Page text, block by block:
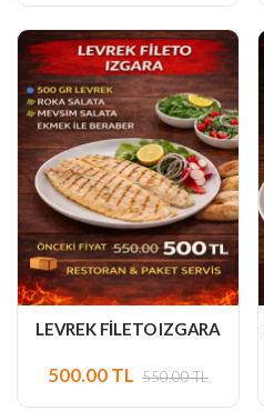
LEVREK FİLETO IZGARA
500.00 TL